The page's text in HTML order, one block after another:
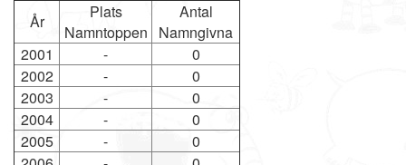
År
Plats
Namntoppen
Antal
Namngivna
2001
-
0
2002
-
0
2003
-
0
2004
-
0
2005
-
0